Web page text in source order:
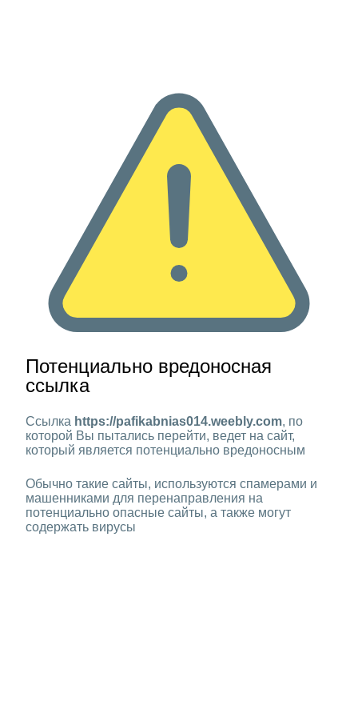
Потенциально вредоносная
ссылка
Ссылка https://pafikabnias014.weebly.com, по
которой Вы пытались перейти, ведет на сайт,
который является потенциально вредоносным
Обычно такие сайты, используются спамерами и
машенниками для перенаправления на
потенциально опасные сайты, а также могут
содержать вирусы